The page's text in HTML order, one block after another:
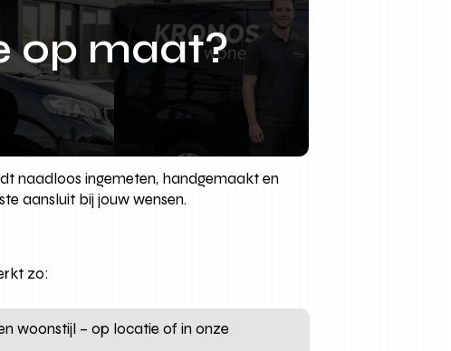
op maat?
naadloos ingemeten, handgemaakt en
aansluit bij jouw wensen.
zo:
woonstijl – op locatie of in onze